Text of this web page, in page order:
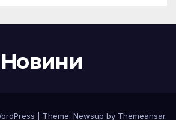
Новини
Theme: Newsup by Themeansar.